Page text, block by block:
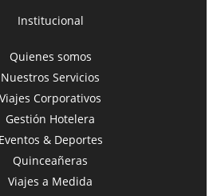
Institucional
Quienes somos
Nuestros Servicios
Viajes Corporativos
Gestión Hotelera
Eventos & Deportes
Quinceañeras
Viajes a Medida